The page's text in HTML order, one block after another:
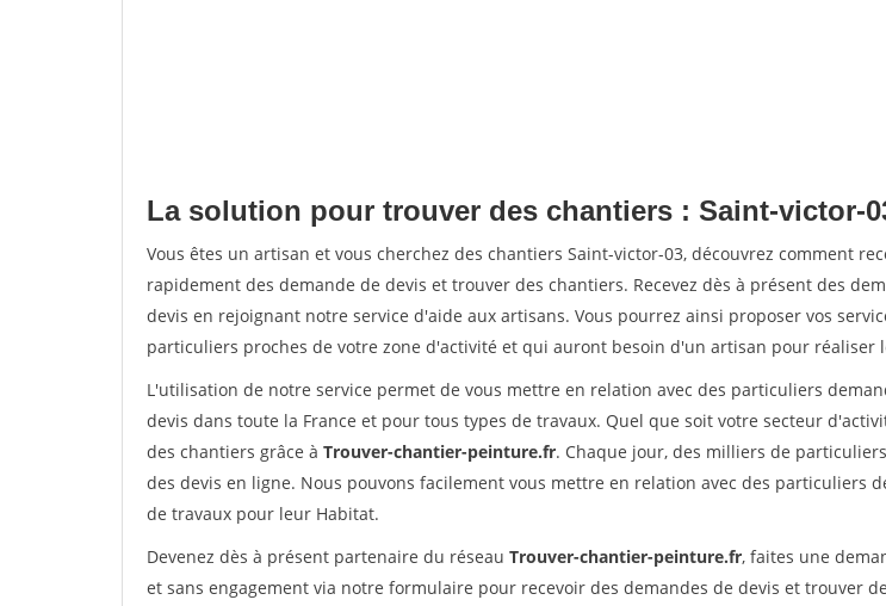
La solution pour trouver des chantiers : Saint-victor-
Vous êtes un artisan et vous cherchez des chantiers Saint-victor-03, découvrez comment
rapidement des demande de devis et trouver des chantiers. Recevez dès à présent des
devis en rejoignant notre service d'aide aux artisans. Vous pourrez ainsi proposer vos
particuliers proches de votre zone d'activité et qui auront besoin d'un artisan pour réaliser
L'utilisation de notre service permet de vous mettre en relation avec des particuliers
devis dans toute la France et pour tous types de travaux. Quel que soit votre secteur
des chantiers grâce à Trouver-chantier-peinture.fr. Chaque jour, des milliers de
des devis en ligne. Nous pouvons facilement vous mettre en relation avec des particuliers
de travaux pour leur Habitat.
Devenez dès à présent partenaire du réseau Trouver-chantier-peinture.fr, faites une
et sans engagement via notre formulaire pour recevoir des demandes de devis et trouver